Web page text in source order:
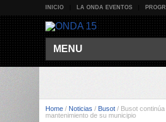
INICIO LA ONDA EVENTOS
MENU
Home / Noticias / Busot / Busot
mantenimiento de su municipio